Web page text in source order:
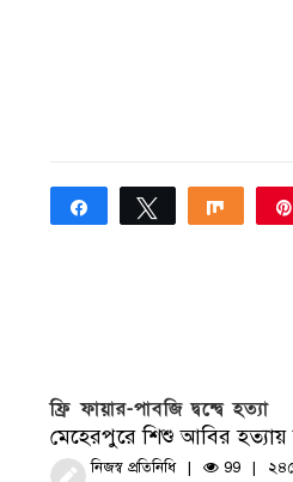
Share Tweet Share
ফ্রি ফায়ার-পাবজি দ্বন্দ্বে হত্যা
মেহেরপুরে শিশু আবির হত্যায়
নিজস্ব প্রতিনিধি 99